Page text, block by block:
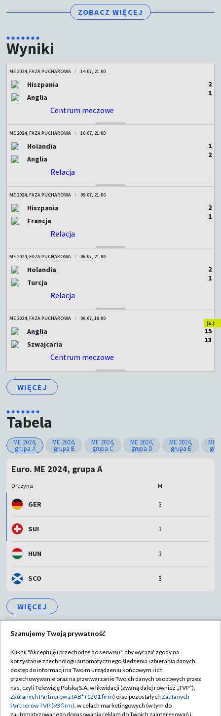
ZOBACZ WIĘCEJ
Wyniki
ME 2024, FAZA PUCHAROWA 14.07, 21:00
Hiszpania
Anglia
2
1
Centrum meczowe
ME 2024, FAZA PUCHAROWA 10.07, 21:00
Holandia
Anglia
1
2
Relacja
ME 2024, FAZA PUCHAROWA 09.07, 21:00
Hiszpania
Francja
2
1
Relacja
ME 2024, FAZA PUCHAROWA 06.07, 21:00
Holandia
Turcja
2
1
Relacja
ME 2024, FAZA PUCHAROWA 06.07, 18:00
Anglia
Szwajcaria
1
1
(k.)
5
3
Centrum meczowe
WIĘCEJ
Tabela
ME 2024,
grupa A
ME 2024,
grupa B
ME 2024,
grupa C
ME 2024,
grupa D
ME 2024,
grupa E
ME
Euro. ME 2024, grupa A
Drużyna M
GER 3
SUI 3
HUN 3
SCO 3
WIĘCEJ
TVP
Abonament TVP
Sklep TVP
Biuro Reklamy
Regulamin TVP
Polityka prywatności
Moje zgody
Szanujemy Twoją prywatność
Kliknij "Akceptuję i przechodzę do serwisu", aby wyrazić zgody na
korzystanie z technologii automatycznego śledzenia i zbierania danych,
dostęp do informacji na Twoim urządzeniu końcowym i ich
przechowywanie oraz na przetwarzanie Twoich danych osobowych przez
nas, czyli Telewizję Polską S.A. w likwidacji (zwaną dalej również „TVP”),
Zaufanych Partnerów z IAB* (1201 firm) oraz pozostałych Zaufanych
Partnerów TVP (93 firm), w celach marketingowych (w tym do
zautomatyzowanego dopasowania reklam do Twoich zainteresowań i